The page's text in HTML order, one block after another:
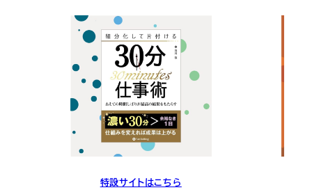
特設サイトはこちら